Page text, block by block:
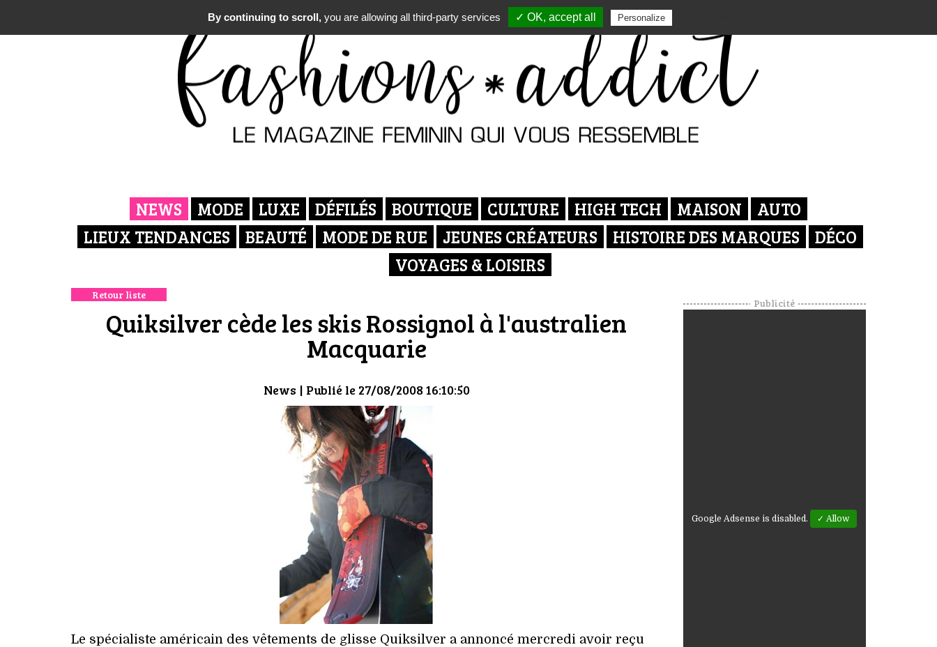
NEWS MODE LUXE DÉFILÉS BOUTIQUE CULTURE HIGH TECH MAISON
AUTO
LIEUX TENDANCES
BEAUTÉ MODE DE RUE JEUNES CRÉATEURS HISTOIRE DES MARQUES
DÉCO
VOYAGES & LOISIRS
Retour liste
Quiksilver cède les skis Rossignol à l'australien
Macquarie
News | Publié le 27/08/2008 16:10:50
Le spécialiste américain des vêtements de glisse Quiksilver a annoncé mercredi avoir reçu
Publicité
Google Adsense is disabled. ✓ Allow
By continuing to scroll, you are allowing all third-party services ✓ OK, accept all Personalize